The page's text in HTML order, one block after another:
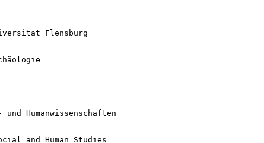
Flensburg
Humanwissenschaften
and Human Studies